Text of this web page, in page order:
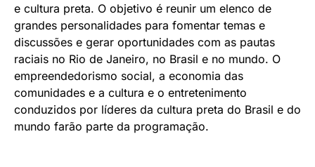
e cultura preta. O objetivo é reunir um elenco de
grandes personalidades para fomentar temas e
discussões e gerar oportunidades com as pautas
raciais no Rio de Janeiro, no Brasil e no mundo. O
empreendedorismo social, a economia das
comunidades e a cultura e o entretenimento
conduzidos por líderes da cultura preta do Brasil e do
mundo farão parte da programação.